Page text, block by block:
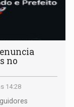
no
14:28